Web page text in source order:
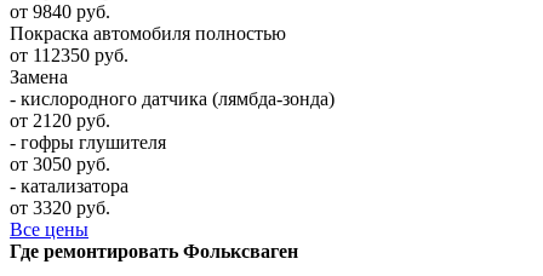
от 9840 руб.
Покраска автомобиля полностью
от 112350 руб.
Замена
- кислородного датчика (лямбда-зонда)
от 2120 руб.
- гофры глушителя
от 3050 руб.
- катализатора
от 3320 руб.
Все цены
Где ремонтировать Фолькcваген